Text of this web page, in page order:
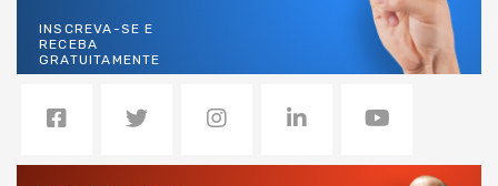
INSCREVA-SE E
RECEBA
GRATUITAMENTE